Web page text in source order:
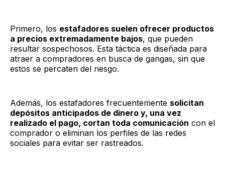
Primero, los estafadores suelen ofrecer productos
a precios extremadamente bajos, que pueden
resultar sospechosos. Esta táctica es diseñada para
atraer a compradores en busca de gangas, sin que
estos se percaten del riesgo.
Además, los estafadores frecuentemente solicitan
depósitos anticipados de dinero y, una vez
realizado el pago, cortan toda comunicación con el
comprador o eliminan los perfiles de las redes
sociales para evitar ser rastreados.